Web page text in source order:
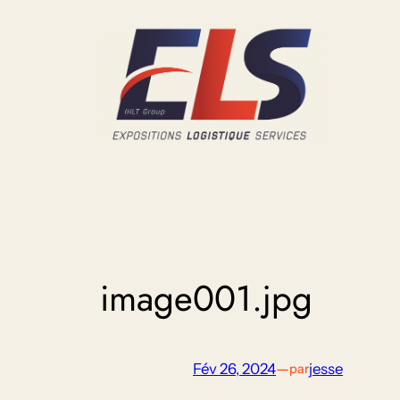
image001.jpg
Fév 26, 2024—parjesse